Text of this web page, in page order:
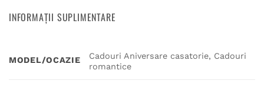
INFORMAȚII SUPLIMENTARE
MODEL/OCAZIE
Cadouri Aniversare casatorie, Cadouri
romantice